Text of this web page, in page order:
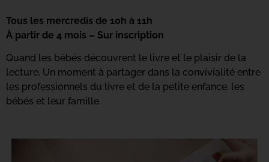
Tous les mercredis de 10h à 11h
À partir de 4 mois – Sur inscription
Quand les bébés découvrent le livre et le plaisir de la
lecture. Un moment à partager dans la convivialité entre
les professionnels du livre et de la petite enfance, les
bébés et leur famille.